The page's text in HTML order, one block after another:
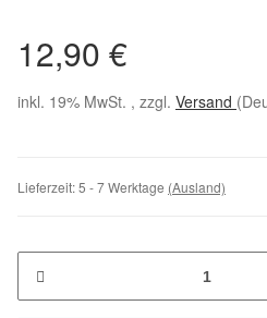
12,90 €
inkl. 19% MwSt. , zzgl. Versand
Lieferzeit:5 - 7 Werktage (Ausland)